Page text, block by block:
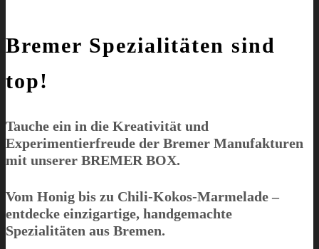
Bremer Spezialitäten sind
top!
Tauche ein in die Kreativität und
Experimentierfreude der Bremer Manufakturen
mit unserer BREMER BOX.
Vom Honig bis zu Chili-Kokos-Marmelade –
entdecke einzigartige, handgemachte
Spezialitäten aus Bremen.